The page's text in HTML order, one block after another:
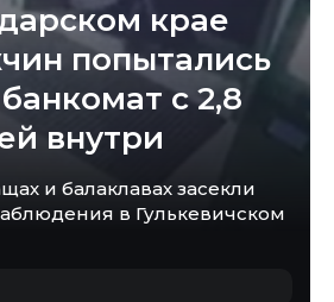
крае
попытались
с 2,8
внутри
и балаклавах засекли
в Гулькевичском